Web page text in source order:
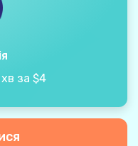
за $4